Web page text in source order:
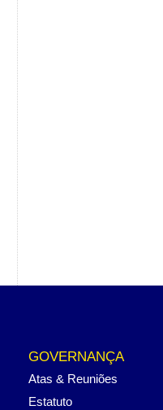
GOVERNANÇA
Atas & Reuniões
Estatuto